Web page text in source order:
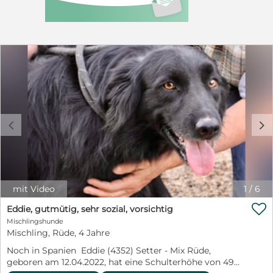
sich schnell, was für eine liebenswerte Seele in dem
kleinen Körper steckt. Peka ist ruhig, sanft und
ankommen und endlich ihre Kindheit nachholen darf,
Menschen, die sich auf ihr Tempo einlassen. Du
möchtest der süßen Peka einen Platz auf Deinem Sofa
schenken? Du verstehst, dass sie noch sehr viel lernen
muss, und bist bereit, geduldig mit ihr zu arbeiten?
Wunderbar! Schau gleich auf unserer Homepage vorbei
und nimm unter https://www.nothunde-la-
mancha.com/sahund mit uns Kontakt auf! Wir setzen
uns dann mit Dir in Verbindung.
1 / 6
c d
mit Video
Eddie, gutmütig, sehr sozial, vorsichtig
Mischlingshunde
Mischling, Rüde, 4 Jahre
Noch in Spanien Eddie (4352) Setter - Mix Rüde,
geboren am 12.04.2022, hat eine Schulterhöhe von 49
